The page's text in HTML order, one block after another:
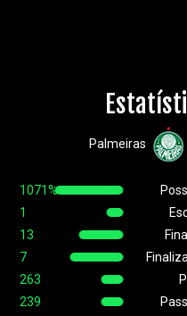
Palmeiras
1071%
1
13
7
263
239